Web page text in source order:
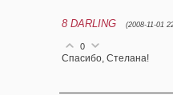
8 DARLING (2008-11-01
0
Спасибо, Стелана!